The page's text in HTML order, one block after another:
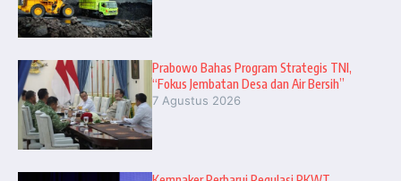
Prabowo Bahas Program Strategis TNI,
“Fokus Jembatan Desa dan Air Bersih”
7 Agustus 2026